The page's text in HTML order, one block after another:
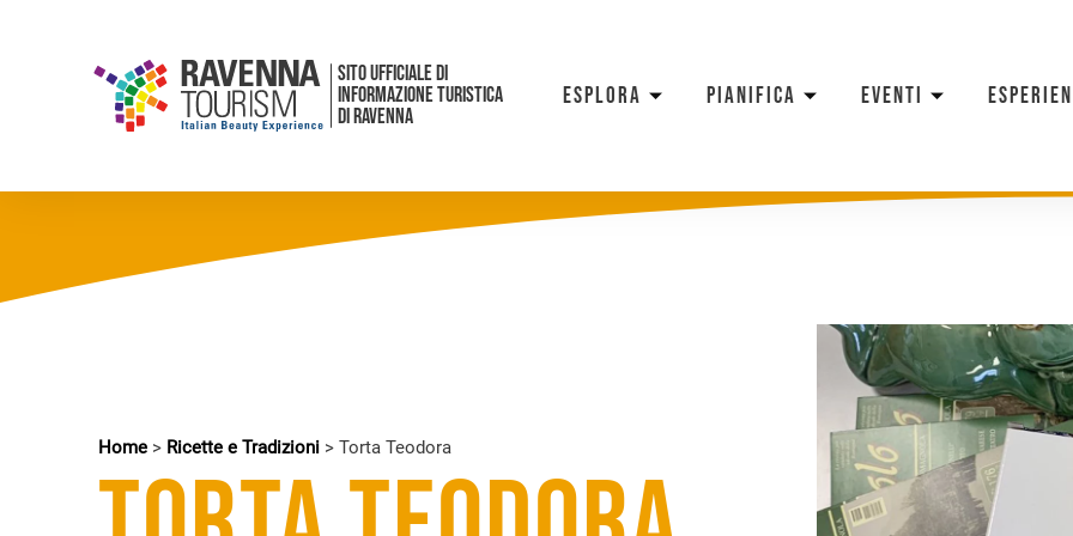
SITO UFFICIALE DI
INFORMAZIONE TURISTICA
DI RAVENNA
ESPLORA PIANIFICA EVENTI
Home > Ricette e Tradizioni > Torta Teodora